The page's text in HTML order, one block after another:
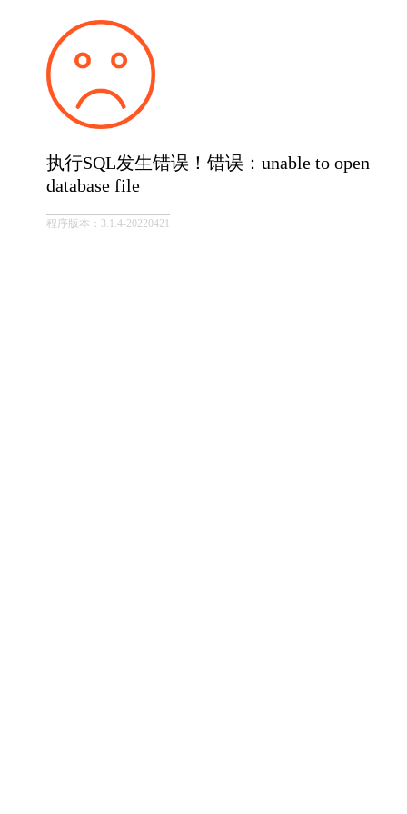
执行SQL发生错误！错误：unable to open
database file
程序版本：3.1.4-20220421